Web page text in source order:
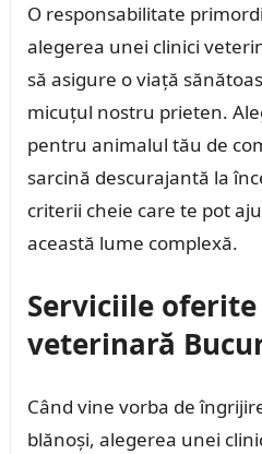
O responsabilitate
alegerea unei clinici
să asigure o viață
micuțul nostru prieten.
pentru animalul tău de
sarcină descurajantă la
criterii cheie care te pot
această lume complexă.
Serviciile
veterinară
Când vine vorba de
blănoși, alegerea unei